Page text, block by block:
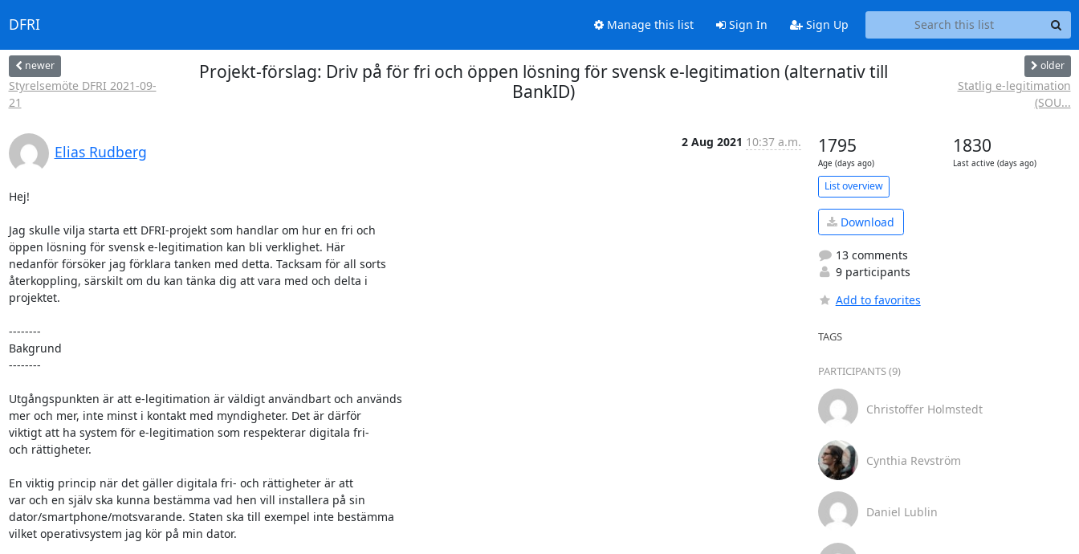
DFRI Manage this list Sign In Sign Up
newer
Styrelsemöte DFRI 2021-09-
21
Projekt-förslag: Driv på för fri och öppen lösning för svensk e-legitimation (alternativ till
BankID)
older
Statlig e-legitimation
(SOU...
Elias Rudberg
2 Aug 2021 10:37 a.m.
Hej!
Jag skulle vilja starta ett DFRI-projekt som handlar om hur en fri och
öppen lösning för svensk e-legitimation kan bli verklighet. Här
nedanför försöker jag förklara tanken med detta. Tacksam för all sorts
återkoppling, särskilt om du kan tänka dig att vara med och delta i
projektet.
--------
Bakgrund
--------
Utgångspunkten är att e-legitimation är väldigt användbart och används
mer och mer, inte minst i kontakt med myndigheter. Det är därför
viktigt att ha system för e-legitimation som respekterar digitala fri-
och rättigheter.
En viktig princip när det gäller digitala fri- och rättigheter är att
var och en själv ska kunna bestämma vad hen vill installera på sin
dator/smartphone/motsvarande. Staten ska till exempel inte bestämma
vilket operativsystem jag kör på min dator.
1795
Age (days ago)
1830
Last active (days ago)
List overview
Download
13 comments
9 participants
Add to favorites
TAGS
PARTICIPANTS (9)
Christoffer Holmstedt
Cynthia Revström
Daniel Lublin